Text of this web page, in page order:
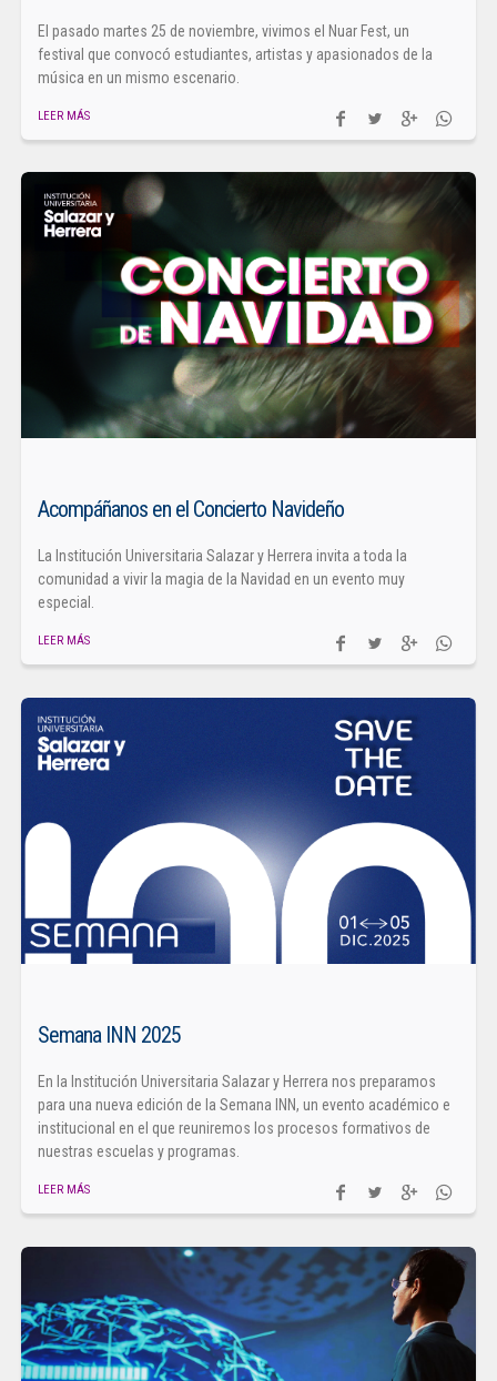
El pasado martes 25 de noviembre, vivimos el Nuar Fest, un
festival que convocó estudiantes, artistas y apasionados de la
música en un mismo escenario.
LEER MÁS
Acompáñanos en el Concierto Navideño
La Institución Universitaria Salazar y Herrera invita a toda la
comunidad a vivir la magia de la Navidad en un evento muy
especial.
LEER MÁS
Semana INN 2025
En la Institución Universitaria Salazar y Herrera nos preparamos
para una nueva edición de la Semana INN, un evento académico e
institucional en el que reuniremos los procesos formativos de
nuestras escuelas y programas.
LEER MÁS